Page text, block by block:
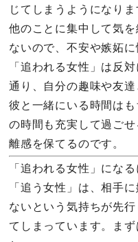
じてしまうようになりま
他のことに集中して気
ないので、不安や嫉妬
「追われる女性」は反
通り、自分の趣味や友達
彼と一緒にいる時間は
の時間も充実して過ご
離感を保てるのです。
「追われる女性」にな
「追う女性」は、相手
ないという気持ちが先
てしまっています。ま